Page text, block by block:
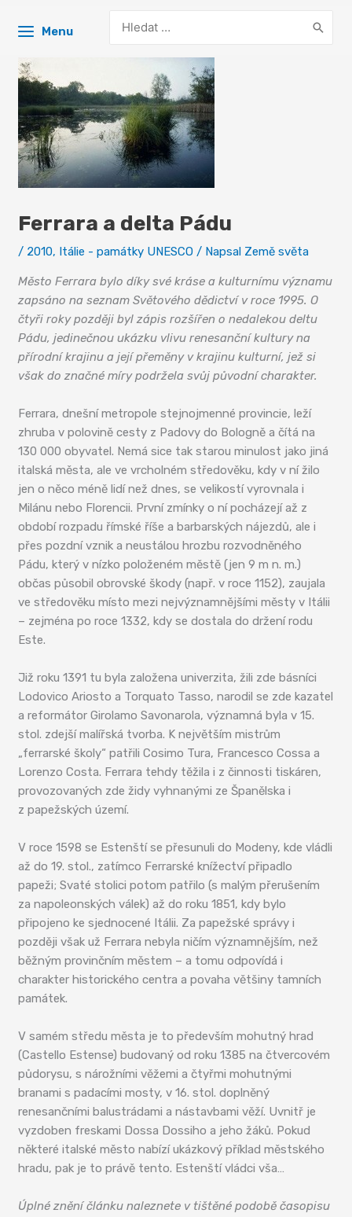
Menu
for:
Ferrara a delta Pádu
/ 2010, Itálie - památky UNESCO / Napsal Země světa
Město Ferrara bylo díky své kráse a kulturnímu významu
zapsáno na seznam Světového dědictví v roce 1995. O
čtyři roky později byl zápis rozšířen o nedalekou deltu
Pádu, jedinečnou ukázku vlivu renesanční kultury na
přírodní krajinu a její přeměny v krajinu kulturní, jež si
však do značné míry podržela svůj původní charakter.
Ferrara, dnešní metropole stejnojmenné provincie, leží
zhruba v polovině cesty z Padovy do Bologně a čítá na
130 000 obyvatel. Nemá sice tak starou minulost jako jiná
italská města, ale ve vrcholném středověku, kdy v ní žilo
jen o něco méně lidí než dnes, se velikostí vyrovnala i
Milánu nebo Florencii. První zmínky o ní pocházejí až z
období rozpadu římské říše a barbarských nájezdů, ale i
přes pozdní vznik a neustálou hrozbu rozvodněného
Pádu, který v nízko položeném městě (jen 9 m n. m.)
občas působil obrovské škody (např. v roce 1152), zaujala
ve středověku místo mezi nejvýznamnějšími městy v Itálii
– zejména po roce 1332, kdy se dostala do držení rodu
Este.
Již roku 1391 tu byla založena univerzita, žili zde básníci
Lodovico Ariosto a Torquato Tasso, narodil se zde kazatel
a reformátor Girolamo Savonarola, významná byla v 15.
stol. zdejší malířská tvorba. K největším mistrům
„ferrarské školy“ patřili Cosimo Tura, Francesco Cossa a
Lorenzo Costa. Ferrara tehdy těžila i z činnosti tiskáren,
provozovaných zde židy vyhnanými ze Španělska i
z papežských území.
V roce 1598 se Estenští se přesunuli do Modeny, kde vládli
až do 19. stol., zatímco Ferrarské knížectví připadlo
papeži; Svaté stolici potom patřilo (s malým přerušením
za napoleonských válek) až do roku 1851, kdy bylo
připojeno ke sjednocené Itálii. Za papežské správy i
později však už Ferrara nebyla ničím významnějším, než
běžným provinčním městem – a tomu odpovídá i
charakter historického centra a povaha většiny tamních
památek.
V samém středu města je to především mohutný hrad
(Castello Estense) budovaný od roku 1385 na čtvercovém
půdorysu, s nárožními věžemi a čtyřmi mohutnými
branami s padacími mosty, v 16. stol. doplněný
renesančními balustrádami a nástavbami věží. Uvnitř je
vyzdoben freskami Dossa Dossiho a jeho žáků. Pokud
některé italské město nabízí ukázkový příklad městského
hradu, pak je to právě tento. Estenští vládci vša…
Úplné znění článku naleznete v tištěné podobě časopisu